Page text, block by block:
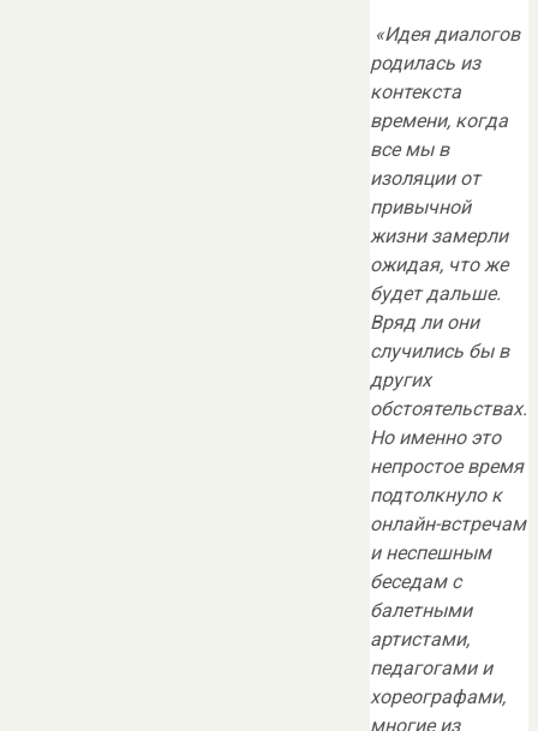
«Идея диалогов
родилась из
контекста
времени, когда
все мы в
изоляции от
привычной
жизни замерли
ожидая, что же
будет дальше.
Вряд ли они
случились бы в
других
обстоятельствах.
Но именно это
непростое время
подтолкнуло к
онлайн-встречам
и неспешным
беседам с
балетными
артистами,
педагогами и
хореографами,
многие из